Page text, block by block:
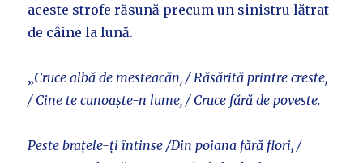
aceste strofe răsună precum un sinistru lătrat
de câine la lună.
„Cruce albă de mesteacăn, / Răsărită printre creste,
/ Cine te cunoaște-n lume, / Cruce fără de poveste.
Peste brațele-ți întinse /Din poiana fără flori, /